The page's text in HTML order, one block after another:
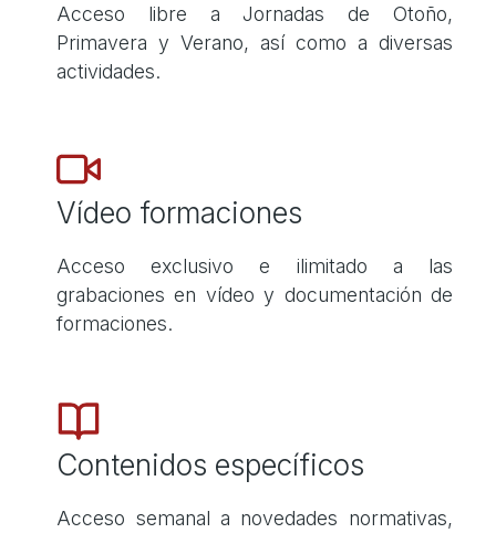
Acceso libre a Jornadas de Otoño,
Primavera y Verano, así como a diversas
actividades.
Vídeo formaciones
Acceso exclusivo e ilimitado a las
grabaciones en vídeo y documentación de
formaciones.
Contenidos específicos
Acceso semanal a novedades normativas,